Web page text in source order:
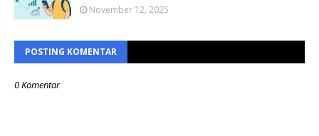
November 12, 2025
POSTING KOMENTAR
0 Komentar